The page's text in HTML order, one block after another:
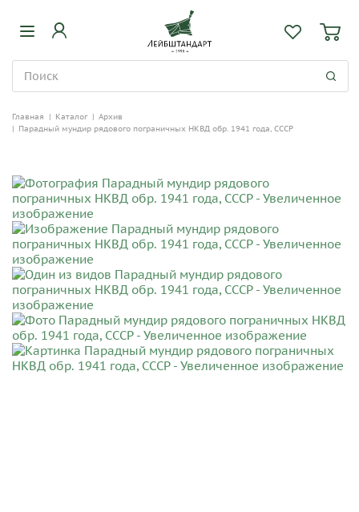
Главная | Каталог | Архив
| Парадный мундир рядового пограничных НКВД обр. 1941 года, СССР